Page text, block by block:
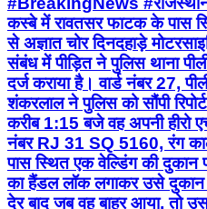
कस्बे में रावतसर फाटक के पास
से अज्ञात चोर दिनदहाड़े
संबंध में पीड़ित ने पुलिस थाना
दर्ज कराया है। वार्ड नंबर 27,
शंकरलाल ने पुलिस को सौंपी
करीब 1:15 बजे वह अपनी हीरो
नंबर RJ 31 SQ 5160, रंग
पास स्थित एक वेल्डिंग की
का हैंडल लॉक लगाकर उसे
देर बाद जब वह बाहर आया, तो